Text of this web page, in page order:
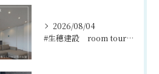
2026/08/04
#生穂建設 room tour🏠